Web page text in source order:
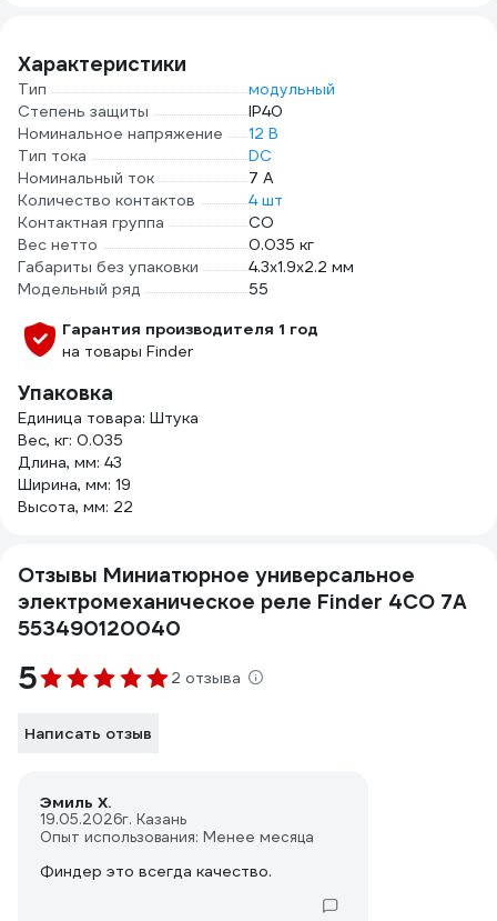
Характеристики
Тип
модульный
Степень защиты
IP40
Номинальное напряжение
12 В
Тип тока
DC
Номинальный ток
7 А
Количество контактов
4 шт
Контактная группа
CO
Вес нетто
0.035 кг
Габариты без упаковки
4.3x1.9x2.2 мм
Модельный ряд
55
Гарантия производителя 1 год
на товары Finder
Упаковка
Единица товара: Штука
Вес, кг: 0.035
Длина, мм: 43
Ширина, мм: 19
Высота, мм: 22
Отзывы Миниатюрное универсальное
электромеханическое реле Finder 4CO 7A
553490120040
5 2 отзыва
Написать отзыв
Эмиль Х.
19.05.2026г. Казань
Опыт использования: Менее месяца
Финдер это всегда качество.